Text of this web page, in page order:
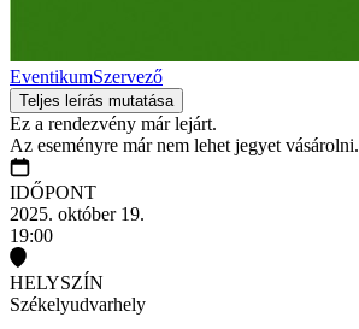
EventikumSzervező
Teljes leírás mutatása
Ez a rendezvény már lejárt.
Az eseményre már nem lehet jegyet vásárolni.
IDŐPONT
2025. október 19.
19:00
HELYSZÍN
Székelyudvarhely